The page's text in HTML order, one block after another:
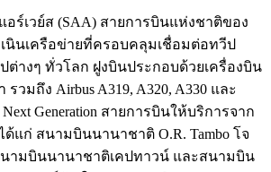
อร์เวย์ส (SAA) สายการบินแห่งชาติของ
นินเครือข่ายที่ครอบคลุมเชื่อมต่อทวีป
ต่างๆ ทั่วโลก ฝูงบินประกอบด้วยเครื่องบิน
วมถึง Airbus A319, A320, A330 และ
Next Generation สายการบินให้บริการจาก
แก่ สนามบินนานาชาติ O.R. Tambo โจ
นามบินนานาชาติเคปทาวน์ และสนามบิน